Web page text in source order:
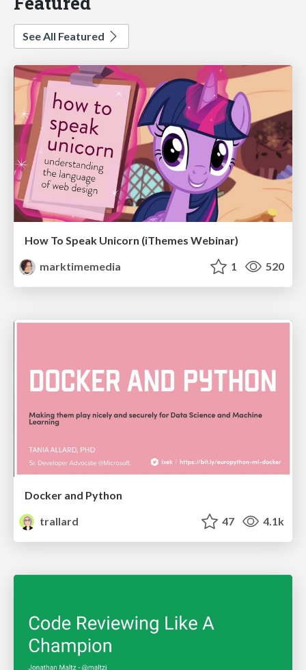
See All Featured
How To Speak Unicorn (iThemes Webinar)
marktimemedia
1 520
Docker and Python
trallard
47 4.1k